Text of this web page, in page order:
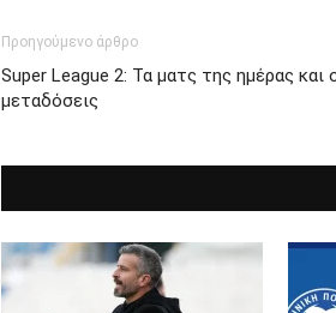
Προηγούμενο άρθρο
Super League 2: Τα ματς της ημέρας και
μεταδόσεις